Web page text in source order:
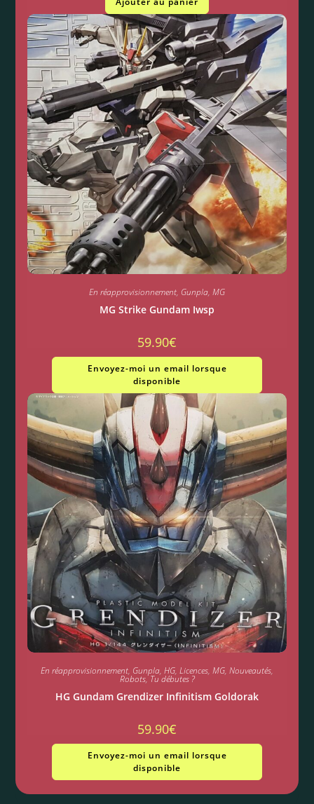
En réapprovisionnement, Gunpla, MG
MG Strike Gundam Iwsp
59.90€
Envoyez-moi un email lorsque
disponible
En réapprovisionnement, Gunpla, HG, Licences, MG, Nouveautés,
Robots,Tu débutes ?
HG Gundam Grendizer Infinitism Goldorak
59.90€
Envoyez-moi un email lorsque
disponible